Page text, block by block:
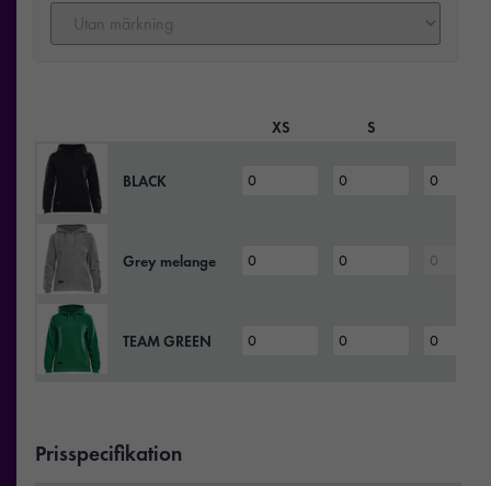
XS S
BLACK
Grey melange
TEAM GREEN
Prisspecifikation